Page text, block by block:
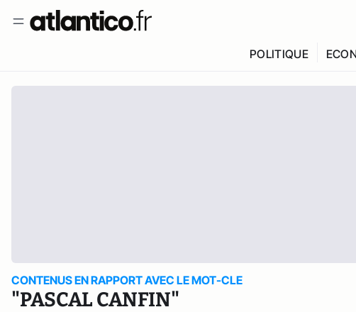
POLITIQUE
CONTENUS EN RAPPORT AVEC LE MOT-CLE
"PASCAL CANFIN"